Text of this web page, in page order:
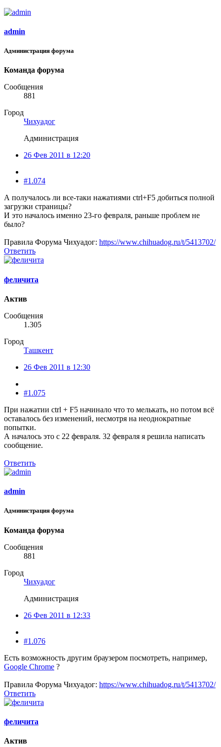
admin
Администрация форума
Команда форума
Сообщения
881
Город
Чихуадог
Администрация
26 Фев 2011 в 12:20
#1.074
А получалось ли все-таки нажатиями ctrl+F5 добиться полной
загрузки страницы?
И это началось именно 23-го февраля, раньше проблем не
было?
Правила Форума Чихуадог: https://www.chihuadog.ru/t/5413702/
Ответить
феличита
Актив
Сообщения
1.305
Город
Ташкент
26 Фев 2011 в 12:30
#1.075
При нажатии ctrl + F5 начинало что то мелькать, но потом всё
оставалось без изменений, несмотря на неоднократные
попытки.
А началось это с 22 февраля. 32 февраля я решила написать
сообщение.
Ответить
admin
Администрация форума
Команда форума
Сообщения
881
Город
Чихуадог
Администрация
26 Фев 2011 в 12:33
#1.076
Есть возможность другим браузером посмотреть, например,
Google Chrome ?
Правила Форума Чихуадог: https://www.chihuadog.ru/t/5413702/
Ответить
феличита
Актив